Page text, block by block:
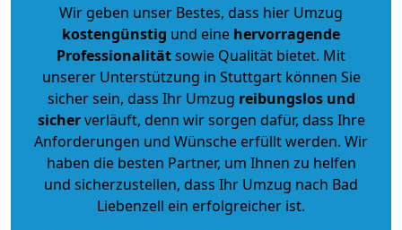
Wir geben unser Bestes, dass hier Umzug
kostengünstig und eine hervorragende
Professionalitätsowie Qualität bietet. Mit
unserer Unterstützung in Stuttgart können Sie
sicher sein, dass Ihr Umzug reibungslos und
sicherverläuft, denn wir sorgen dafür, dass Ihre
Anforderungen und Wünsche erfüllt werden. Wir
haben die besten Partner, um Ihnen zu helfen
und sicherzustellen, dass Ihr Umzug nach Bad
Liebenzell ein erfolgreicher ist.